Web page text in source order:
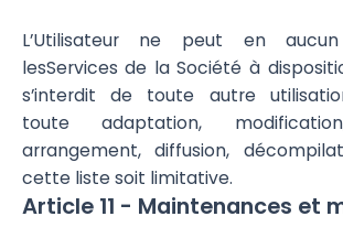
L’Utilisateur ne peut en
lesServices de la Société à
s’interdit de toute autre
toute adaptation,
arrangement, diffusion,
cette liste soit limitative.
Article 11 - Maintenances et